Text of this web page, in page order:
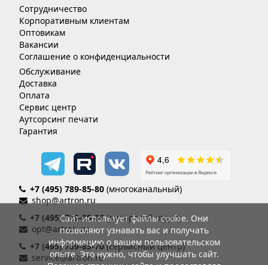
Сотрудничество
Корпоративным клиентам
Оптовикам
Вакансии
Соглашение о конфиденциальности
Обслуживание
Доставка
Оплата
Сервис центр
Аутсорсинг печати
Гарантия
+7 (495) 789-85-80 (многоканальный)
shop@artron.ru
+7 (495) 789-85-86(дилерский отдел)
opt@artron.ru
+7 (495) 789-85-70 (сервисный центр)
service@artron.ru
Сайт использует файлы cookie. Они
позволяют узнавать вас и получать
информацию о вашем пользовательском
опыте. Это нужно, чтобы улучшать сайт.